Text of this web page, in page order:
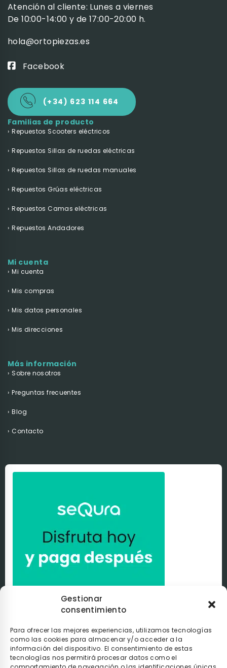
Gestionar
consentimiento
Para ofrecer las mejores experiencias, utilizamos tecnologías
como las cookies para almacenar y/o acceder a la
información del dispositivo. El consentimiento de estas
tecnologías nos permitirá procesar datos como el
Atención al cliente: Lunes a viernes
De 10:00-14:00 y de 17:00-20:00 h.
hola@ortopiezas.es
Facebook
(+34) 623 114 664
Familias de producto
Repuestos Scooters eléctricos
Repuestos Sillas de ruedas eléctricas
Repuestos Sillas de ruedas manuales
Repuestos Grúas eléctricas
Repuestos Camas eléctricas
Repuestos Andadores
Mi cuenta
Mi cuenta
Mis compras
Mis datos personales
Mis direcciones
Más información
Sobre nosotros
Preguntas frecuentes
Blog
Contacto
Paga a tu ritmo conseQura. Al comprar con nosotros
decides si pagarlo en el momento, después de recibir el
pedido o poco a poco.